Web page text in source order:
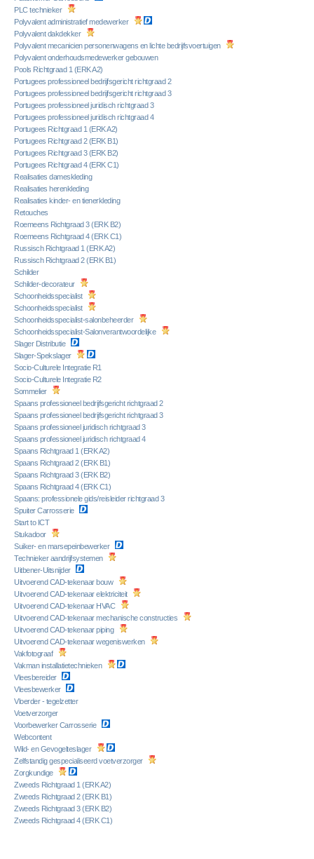
PLC technieker
Polyvalent administratief medewerker
Polyvalent dakdekker
Polyvalent mecanicien personenwagens en lichte bedrijfsvoertuigen
Polyvalent onderhoudsmedewerker gebouwen
Pools Richtgraad 1 (ERK A2)
Portugees professioneel bedrijfsgericht richtgraad 2
Portugees professioneel bedrijfsgericht richtgraad 3
Portugees professioneel juridisch richtgraad 3
Portugees professioneel juridisch richtgraad 4
Portugees Richtgraad 1 (ERK A2)
Portugees Richtgraad 2 (ERK B1)
Portugees Richtgraad 3 (ERK B2)
Portugees Richtgraad 4 (ERK C1)
Realisaties dameskleding
Realisaties herenkleding
Realisaties kinder- en tienerkleding
Retouches
Roemeens Richtgraad 3 (ERK B2)
Roemeens Richtgraad 4 (ERK C1)
Russisch Richtgraad 1 (ERK A2)
Russisch Richtgraad 2 (ERK B1)
Schilder
Schilder-decorateur
Schoonheidsspecialist
Schoonheidsspecialist
Schoonheidsspecialist-salonbeheerder
Schoonheidsspecialist-Salonverantwoordelijke
Slager Distributie
Slager-Spekslager
Socio-Culturele Integratie R1
Socio-Culturele Integratie R2
Sommelier
Spaans professioneel bedrijfsgericht richtgraad 2
Spaans professioneel bedrijfsgericht richtgraad 3
Spaans professioneel juridisch richtgraad 3
Spaans professioneel juridisch richtgraad 4
Spaans Richtgraad 1 (ERK A2)
Spaans Richtgraad 2 (ERK B1)
Spaans Richtgraad 3 (ERK B2)
Spaans Richtgraad 4 (ERK C1)
Spaans: professionele gids/reisleider richtgraad 3
Spuiter Carrosserie
Start to ICT
Stukadoor
Suiker- en marsepeinbewerker
Technieker aandrijfsystemen
Uitbener-Uitsnijder
Uitvoerend CAD-tekenaar bouw
Uitvoerend CAD-tekenaar elektriciteit
Uitvoerend CAD-tekenaar HVAC
Uitvoerend CAD-tekenaar mechanische constructies
Uitvoerend CAD-tekenaar piping
Uitvoerend CAD-tekenaar wegeniswerken
Vakfotograaf
Vakman installatietechnieken
Vleesbereider
Vleesbewerker
Vloerder - tegelzetter
Voetverzorger
Voorbewerker Carrosserie
Webcontent
Wild- en Gevogelteslager
Zelfstandig gespecialiseerd voetverzorger
Zorgkundige
Zweeds Richtgraad 1 (ERK A2)
Zweeds Richtgraad 2 (ERK B1)
Zweeds Richtgraad 3 (ERK B2)
Zweeds Richtgraad 4 (ERK C1)